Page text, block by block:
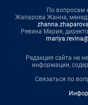
По вопросам
Жапарова Жанна,
Ревина Мария,
Редакция сайта не
информации,
Связаться по